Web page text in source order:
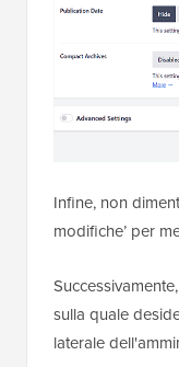
Infine, non
modifiche’ per
sulla quale
laterale